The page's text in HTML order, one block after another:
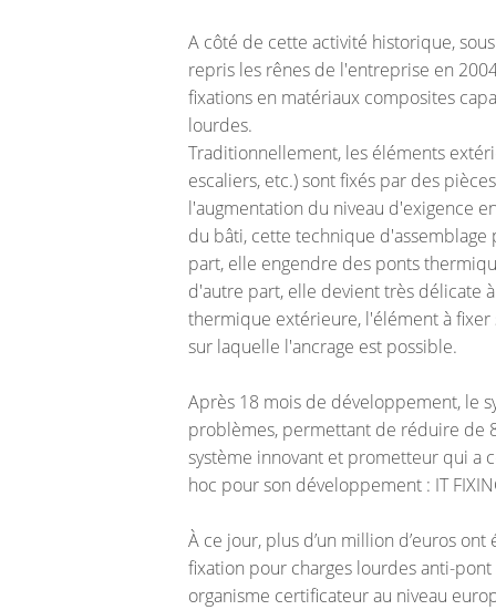
A côté de cette activité historique,
repris les rênes de l'entreprise en
fixations en matériaux composites
lourdes.
Traditionnellement, les éléments
escaliers, etc.) sont fixés par des
l'augmentation du niveau d'exigence
du bâti, cette technique
part, elle engendre des ponts
d'autre part, elle devient très délicate
thermique extérieure, l'élément à
sur laquelle l'ancrage est possible.
Après 18 mois de développement, le
problèmes, permettant de réduire de
système innovant et prometteur qui a
hoc pour son développement : IT
À ce jour, plus d’un million d’euros
fixation pour charges lourdes anti-
organisme certificateur au niveau